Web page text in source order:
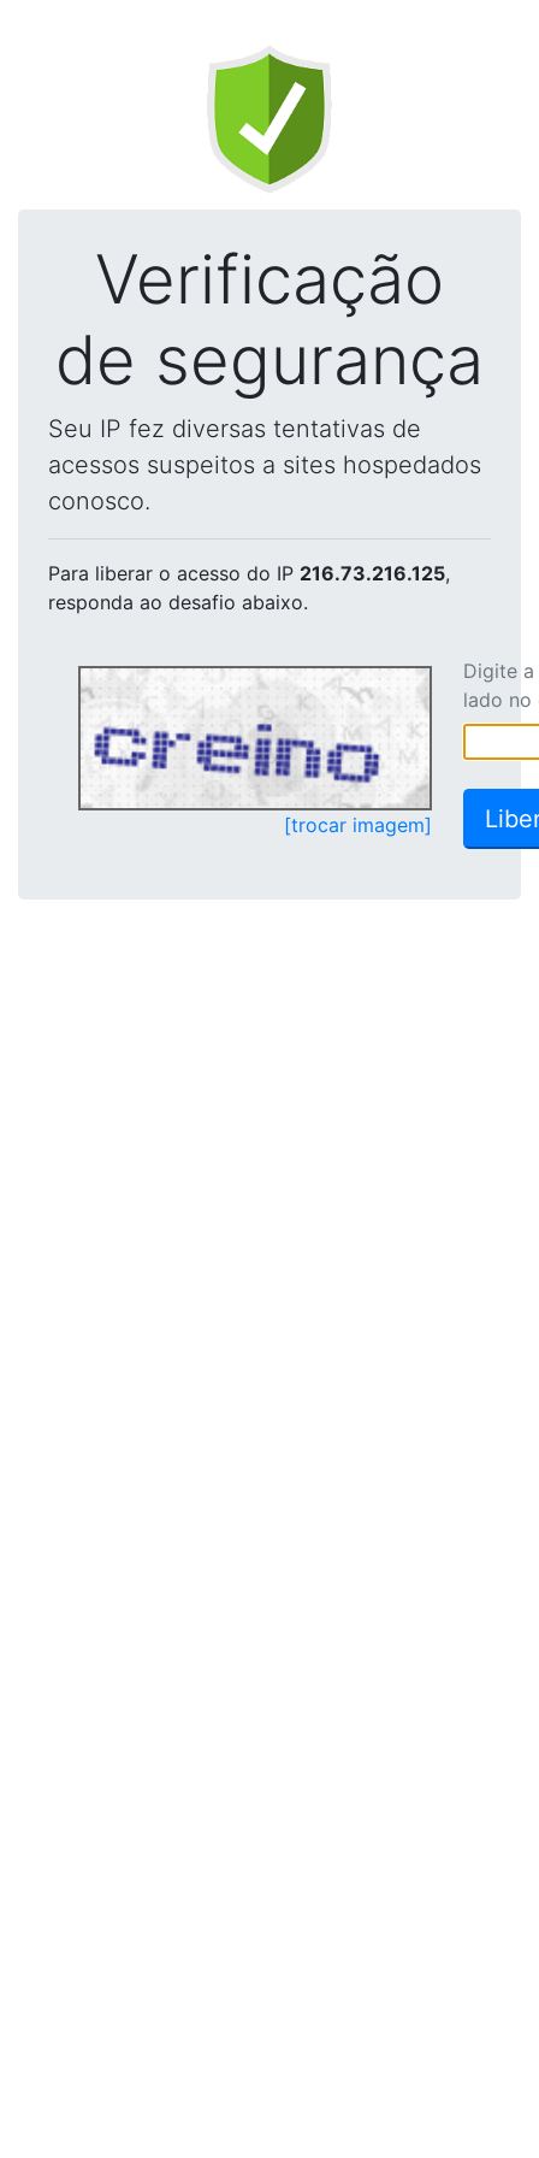
Verificação
de segurança
Seu IP fez diversas tentativas de
acessos suspeitos a sites hospedados
conosco.
Para liberar o acesso do IP 216.73.216.125,
responda ao desafio abaixo.
[trocar imagem]
Digite
lado no